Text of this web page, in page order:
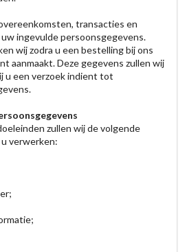
transacties en
ingevulde persoonsgegevens.
wij zodra u een bestelling bij ons
aanmaakt. Deze gegevens zullen wij
u een verzoek indient tot
zullen wij de volgende
verwerken: